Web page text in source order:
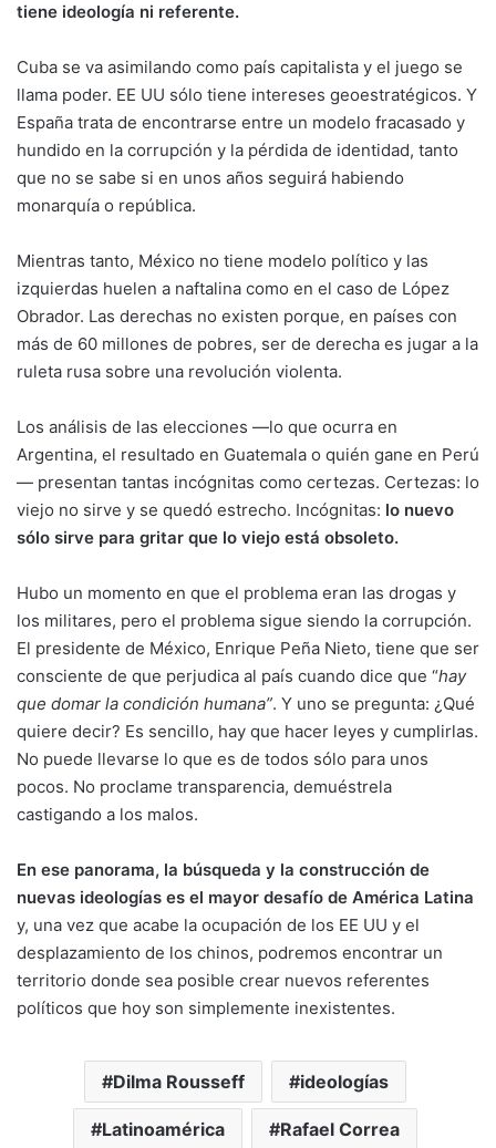
tiene ideología ni referente.
Cuba se va asimilando como país capitalista y el juego se
llama poder. EE UU sólo tiene intereses geoestratégicos. Y
España trata de encontrarse entre un modelo fracasado y
hundido en la corrupción y la pérdida de identidad, tanto
que no se sabe si en unos años seguirá habiendo
monarquía o república.
Mientras tanto, México no tiene modelo político y las
izquierdas huelen a naftalina como en el caso de López
Obrador. Las derechas no existen porque, en países con
más de 60 millones de pobres, ser de derecha es jugar a la
ruleta rusa sobre una revolución violenta.
Los análisis de las elecciones —lo que ocurra en
Argentina, el resultado en Guatemala o quién gane en Perú
— presentan tantas incógnitas como certezas. Certezas: lo
viejo no sirve y se quedó estrecho. Incógnitas: lo nuevo
sólo sirve para gritar que lo viejo está obsoleto.
Hubo un momento en que el problema eran las drogas y
los militares, pero el problema sigue siendo la corrupción.
El presidente de México, Enrique Peña Nieto, tiene que ser
consciente de que perjudica al país cuando dice que “hay
que domar la condición humana”. Y uno se pregunta: ¿Qué
quiere decir? Es sencillo, hay que hacer leyes y cumplirlas.
No puede llevarse lo que es de todos sólo para unos
pocos. No proclame transparencia, demuéstrela
castigando a los malos.
En ese panorama, la búsqueda y la construcción de
nuevas ideologías es el mayor desafío de América Latina
y, una vez que acabe la ocupación de los EE UU y el
desplazamiento de los chinos, podremos encontrar un
territorio donde sea posible crear nuevos referentes
políticos que hoy son simplemente inexistentes.
Dilma Rousseff ideologías
Latinoamérica Rafael Correa